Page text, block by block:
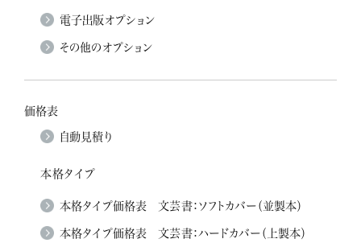
電子出版オプション
その他のオプション
価格表
自動見積り
本格タイプ
本格タイプ価格表 文芸書：ソフトカバー（並製本）
本格タイプ価格表 文芸書：ハードカバー（上製本）